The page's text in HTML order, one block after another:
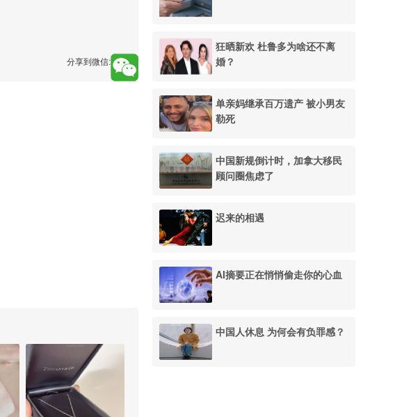
狂晒新欢 杜鲁多为啥还不离
婚？
单亲妈继承百万遗产 被小男友
勒死
中国新规倒计时，加拿大移民
顾问圈焦虑了
迟来的相遇
AI摘要正在悄悄偷走你的心血
中国人休息 为何会有负罪感？
分享到微信: